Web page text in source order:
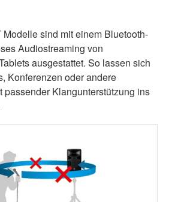
Modelle sind mit einem Bluetooth-
Audiostreaming von
ausgestattet. So lassen sich
Konferenzen oder andere
passender Klangunterstützung ins